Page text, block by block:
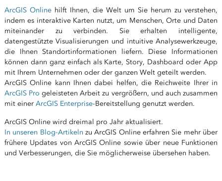
ArcGIS Onlinehilft Ihnen, die Welt um Sie herum zu verstehen,
indem es interaktive Karten nutzt, um Menschen, Orte und Daten
miteinander zu verbinden. Sie erhalten intelligente,
datengestützte Visualisierungen und intuitive Analysewerkzeuge,
die Ihnen Standortinformationen liefern. Diese Informationen
können dann ganz einfach als Karte, Story, Dashboard oder App
mit Ihrem Unternehmen oder der ganzen Welt geteilt werden.
ArcGIS Online kann Ihnen dabei helfen, die Reichweite Ihrer in
ArcGIS Pro geleisteten Arbeit zu vergrößern, und auch zusammen
mit einer ArcGIS Enterprise-Bereitstellung genutzt werden.
ArcGIS Online wird dreimal pro Jahr aktualisiert.
In unseren Blog-Artikeln zu ArcGIS Online erfahren Sie mehr über
frühere Updates von ArcGIS Online sowie über neue Funktionen
und Verbesserungen, die Sie möglicherweise übersehen haben.